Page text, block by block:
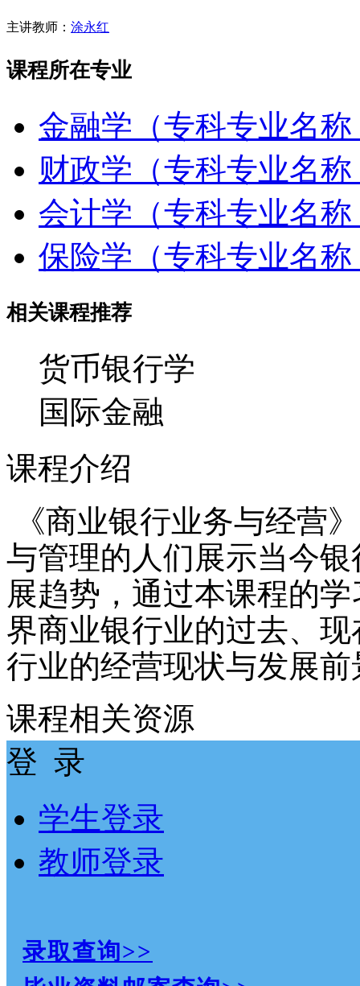
主讲教师： 涂永红
课程所在专业
金融学（专科专业名
财政学（专科专业名
会计学（专科专业名
保险学（专科专业名
相关课程推荐
货币银行学
国际金融
课程介绍
《商业银行业务与经营
与管理的人们展示当今
展趋势，通过本课程的
界商业银行业的过去、
行业的经营现状与发展
课程相关资源
登 录
学生登录
教师登录
录取查询>>